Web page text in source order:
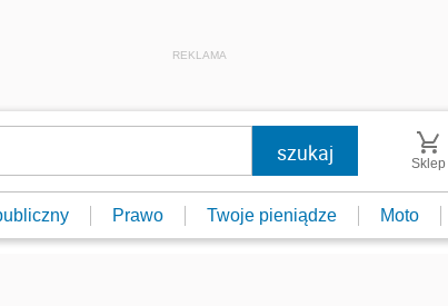
REKLAMA
Sklep
Prawo Twoje pieniądze Moto